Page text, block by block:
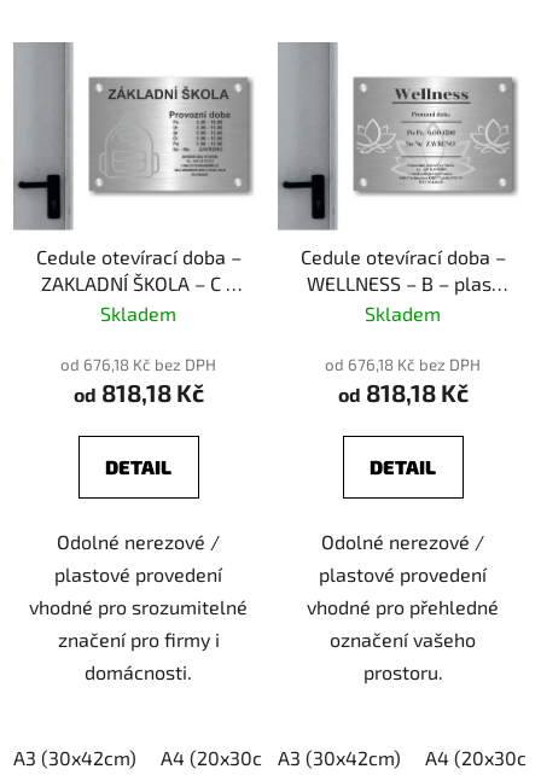
Cedule otevírací doba –
ZAKLADNÍ ŠKOLA – C –
plast (piktogram)
Skladem
od 676,18 Kč bez DPH
od 818,18 Kč
DETAIL
Odolné nerezové /
plastové provedení
vhodné pro srozumitelné
značení pro firmy i
domácnosti.
A3 (30x42cm) A4 (20x30cm) A5 (15x21cm)
Cedule otevírací doba –
WELLNESS – B – plast
(piktogram)
Skladem
od 676,18 Kč bez DPH
od 818,18 Kč
DETAIL
Odolné nerezové /
plastové provedení
vhodné pro přehledné
označení vašeho
prostoru.
A3 (30x42cm) A4